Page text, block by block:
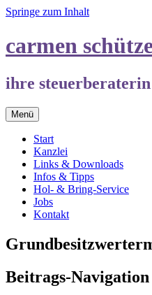
Springe zum Inhalt
carmen
ihre
Menü
Start
Kanzlei
Links & Downloads
Infos & Tipps
Hol- & Bring-Service
Jobs
Kontakt
Beitrags-Navigation